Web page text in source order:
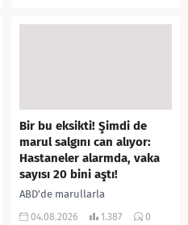
Bir bu eksikti! Şimdi de
marul salgını can alıyor:
Hastaneler alarmda, vaka
sayısı 20 bini aştı!
ABD’de marullarla
ilişkilendirilen siklospora
04.08.2026 1.387 0